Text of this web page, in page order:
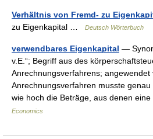
Verhältnis von Fremd- zu
zu Eigenkapital …
Deutsch Wörterbuch
verwendbares Eigenkapital —
v.E.“; Begriff aus des
Anrechnungsverfahrens;
Anrechnungsverfahren musste genau
wie hoch die Beträge, aus denen
Economics